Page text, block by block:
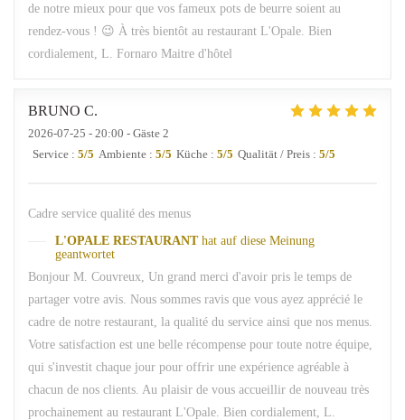
de notre mieux pour que vos fameux pots de beurre soient au
rendez-vous ! 😉 À très bientôt au restaurant L'Opale. Bien
cordialement, L. Fornaro Maitre d'hôtel
BRUNO C
2026-07-25 - 20:00 - Gäste 2
Service : 5/5 Ambiente : 5/5 Küche : 5/5 Qualität / Preis : 5/5
Cadre service qualité des menus
L'OPALE RESTAURANT hat auf diese Meinung
geantwortet
Bonjour M. Couvreux, Un grand merci d'avoir pris le temps de
partager votre avis. Nous sommes ravis que vous ayez apprécié le
cadre de notre restaurant, la qualité du service ainsi que nos menus.
Votre satisfaction est une belle récompense pour toute notre équipe,
qui s'investit chaque jour pour offrir une expérience agréable à
chacun de nos clients. Au plaisir de vous accueillir de nouveau très
prochainement au restaurant L'Opale. Bien cordialement, L.